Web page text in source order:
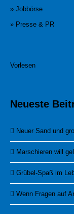
» Jobbörse
» Presse & PR
Vorlesen
Neueste
Neuer Sand und
Marschieren will
Grübel-Spaß im
Wenn Fragen auf